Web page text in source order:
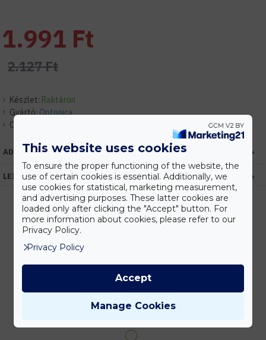
Készlet: Raktáron
Gyártó:Optonica
Cikkszám:
1.991 Ft
2.127 Ft
ADATOK
LEÍRÁS
Vásárolj nagyobb mennyiségben és megadjuk a legjobb gyártói árakat.
Készleten lévő termékeinket akár 24 órán belül megkaphatod!
This website uses cookies
To ensure the proper functioning of the website, the
use of certain cookies is essential. Additionally, we
use cookies for statistical, marketing measurement,
and advertising purposes. These latter cookies are
loaded only after clicking the "Accept" button. For
more information about cookies, please refer to our
Privacy Policy.
Privacy Policy
Manage Cookies
Accept